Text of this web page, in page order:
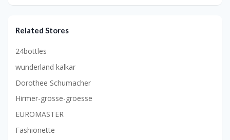
Related Stores
24bottles
wunderland kalkar
Dorothee Schumacher
Hirmer-grosse-groesse
EUROMASTER
Fashionette